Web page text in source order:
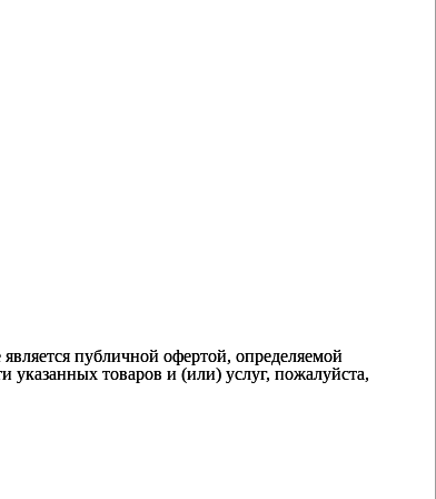
публичной офертой, определяемой
товаров и (или) услуг, пожалуйста,